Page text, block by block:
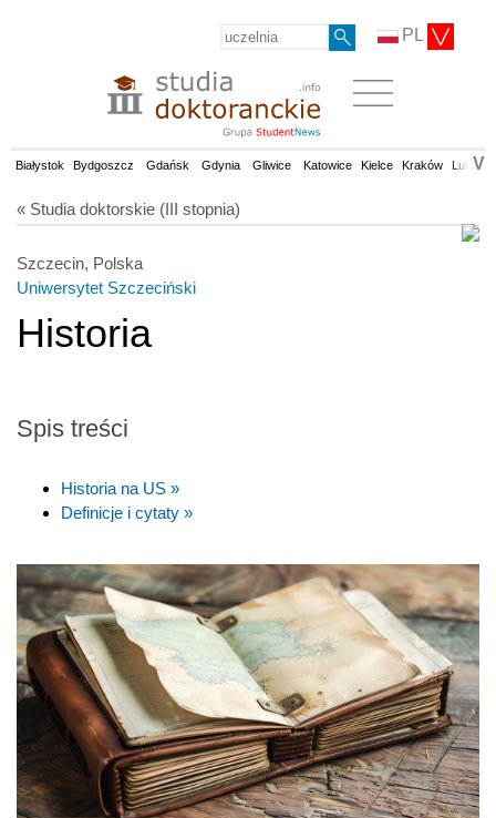
PL
Białystok Bydgoszcz Gdańsk Gdynia Gliwice Katowice Kielce Kraków Lublin
V
« Studia doktorskie (III stopnia)
Szczecin, Polska
Uniwersytet Szczeciński
Historia
Spis treści
Historia na US »
Definicje i cytaty »